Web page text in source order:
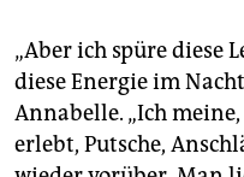
„Aber ich spüre diese
diese Energie im
Annabelle. „Ich
erlebt, Putsche,